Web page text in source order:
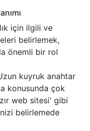
için ilgili ve
belirlemek,
önemli bir rol
kuyruk anahtar
konusunda çok
web sitesi' gibi
belirlemede